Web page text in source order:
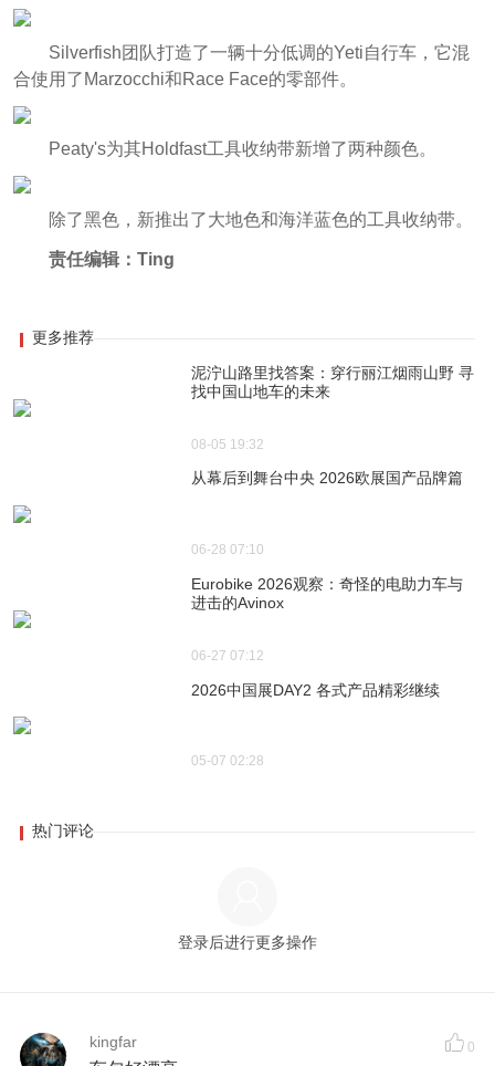
Silverfish团队打造了一辆十分低调的Yeti自行车，它混
合使用了Marzocchi和Race Face的零部件。
Peaty's为其Holdfast工具收纳带新增了两种颜色。
除了黑色，新推出了大地色和海洋蓝色的工具收纳带。
责任编辑：Ting
更多推荐
泥泞山路里找答案：穿行丽江烟雨山野 寻
找中国山地车的未来
08-05 19:32
从幕后到舞台中央 2026欧展国产品牌篇
06-28 07:10
Eurobike 2026观察：奇怪的电助力车与
进击的Avinox
06-27 07:12
2026中国展DAY2 各式产品精彩继续
05-07 02:28
热门评论
登录后进行更多操作
kingfar 0